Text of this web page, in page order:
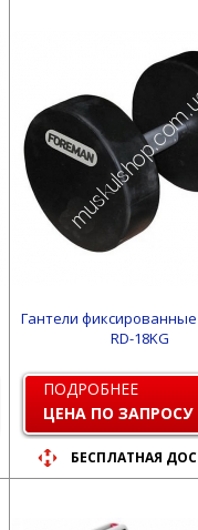
Гантели
RD-18KG
ПОДРОБНЕЕ
ЦЕНА ПО ЗАПРОСУ
БЕСПЛАТНАЯ